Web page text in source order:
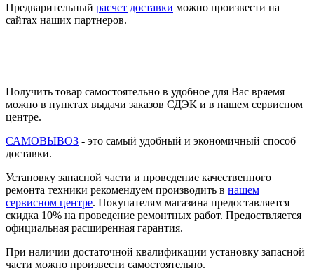
Предварительный расчет доставки можно произвести на
сайтах наших партнеров.
Получить товар самостоятельно в удобное для Вас вряемя
можно в пунктах выдачи заказов СДЭК и в нашем сервисном
центре.
САМОВЫВОЗ - это самый удобный и экономичный способ
доставки.
Установку запасной части и проведение качественного
ремонта техники рекомендуем производить в нашем
сервисном центре. Покупателям магазина предоставляется
скидка 10% на проведение ремонтных работ. Предоствляется
официальная расширенная гарантия.
При наличии достаточной квалификации установку запасной
части можно произвести самостоятельно.